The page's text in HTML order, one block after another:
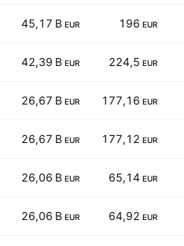
45,17 B EUR 196 EUR
42,39 B EUR 224,5 EUR
26,67 B EUR 177,16 EUR
26,67 B EUR 177,12 EUR
26,06 B EUR 65,14 EUR
26,06 B EUR 64,92 EUR